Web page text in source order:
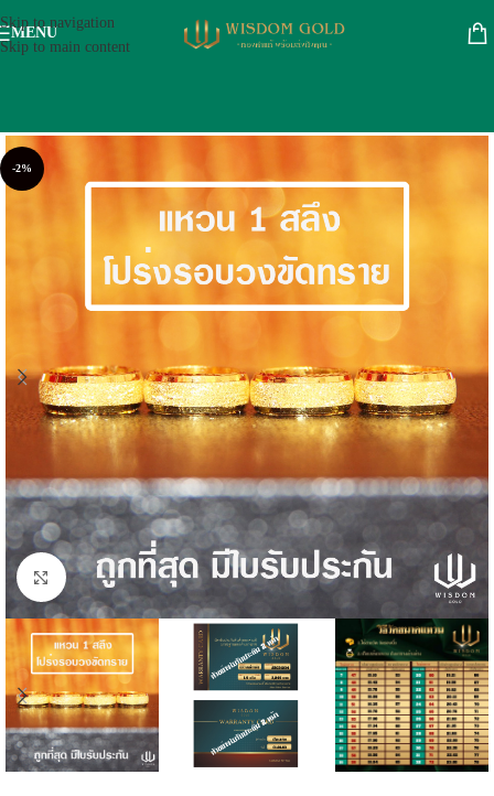
Skip to navigation
Skip to main content
MENU
-2%
Click to enlarge